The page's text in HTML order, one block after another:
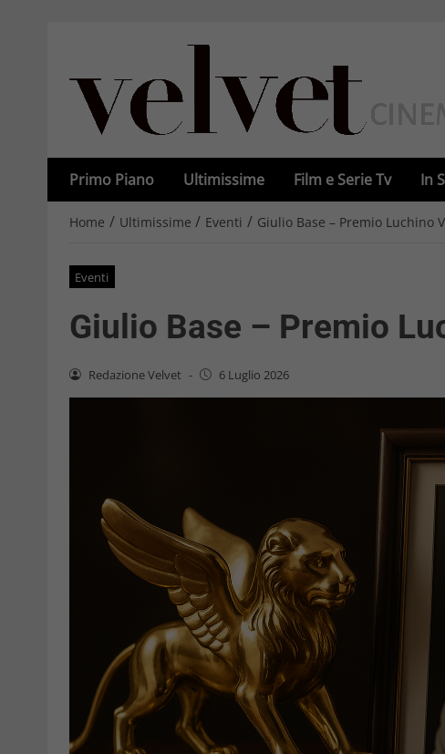
Primo Piano Ultimissime Film e Serie Tv In
Home / Ultimissime / Eventi / Giulio Base – Premio Luchino
Eventi
Giulio Base – Premio
Redazione Velvet - 6 Luglio 2026